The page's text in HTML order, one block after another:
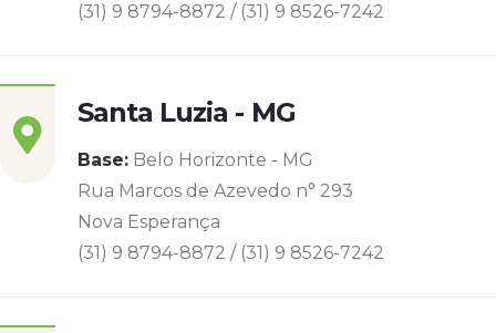
(31) 9 8794-8872 / (31) 9 8526-7242
Santa Luzia - MG
Base: Belo Horizonte - MG
Rua Marcos de Azevedo n° 293
Nova Esperança
(31) 9 8794-8872 / (31) 9 8526-7242